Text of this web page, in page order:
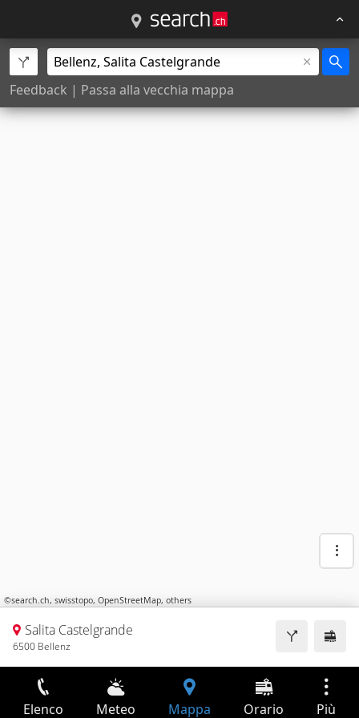
Feedback | Passa alla vecchia mappa
©search.ch, swisstopo, OpenStreetMap, others
Salita Castelgrande
6500 Bellenz
Elenco Meteo Mappa Orario Più